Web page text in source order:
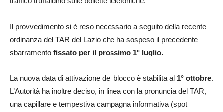
Il provvedimento si è reso necessario a seguito della recente
ordinanza del TAR del Lazio che ha sospeso il precedente
sbarramento fissato per il prossimo 1° luglio.
La nuova data di attivazione del blocco è stabilita al 1° ottobre.
L’Autorità ha inoltre deciso, in linea con la pronuncia del TAR,
una capillare e tempestiva campagna informativa (spot